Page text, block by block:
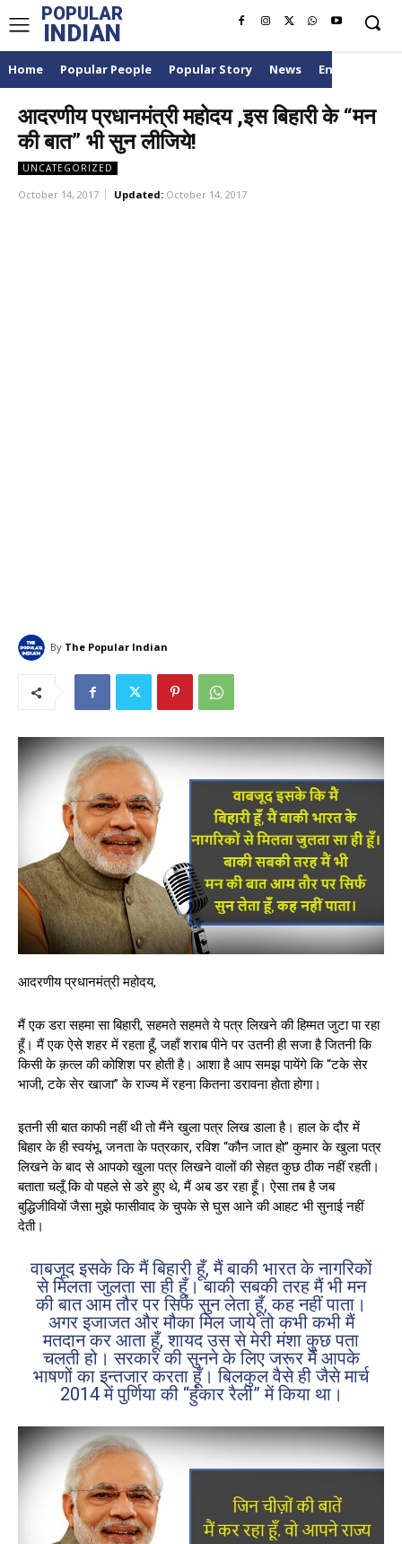
POPULAR
INDIAN
Home Popular People Popular Story News
आदरणीय प्रधानमंत्री महोदय ,इस बिहारी के “मन
की बात” भी सुन लीजिये!
UNCATEGORIZED
October 14, 2017 Updated: October 14, 2017
By The Popular Indian
आदरणीय प्रधानमंत्री महोदय,
मैं एक डरा सहमा सा बिहारी, सहमते सहमते ये पत्र लिखने की हिम्मत जुटा पा रहा
हूँ। मैं एक ऐसे शहर में रहता हूँ, जहाँ शराब पीने पर उतनी ही सजा है जितनी कि
किसी के क़त्ल की कोशिश पर होती है। आशा है आप समझ पायेंगे कि “टके सेर
भाजी, टके सेर खाजा” के राज्य में रहना कितना डरावना होता होगा।
इतनी सी बात काफी नहीं थी तो मैंने खुला पत्र लिख डाला है। हाल के दौर में
बिहार के ही स्वयंभू, जनता के पत्रकार, रविश “कौन जात हो” कुमार के खुला पत्र
लिखने के बाद से आपको खुला पत्र लिखने वालों की सेहत कुछ ठीक नहीं रहती।
बताता चलूँ कि वो पहले से डरे हुए थे, मैं अब डर रहा हूँ। ऐसा तब है जब
बुद्धिजीवियों जैसा मुझे फासीवाद के चुपके से घुस आने की आहट भी सुनाई नहीं
देती।
वाबजूद इसके कि मैं बिहारी हूँ, मैं बाकी भारत के नागरिकों
से मिलता जुलता सा ही हूँ। बाकी सबकी तरह मैं भी मन
की बात आम तौर पर सिर्फ सुन लेता हूँ, कह नहीं पाता।
अगर इजाजत और मौका मिल जाये तो कभी कभी मैं
मतदान कर आता हूँ, शायद उस से मेरी मंशा कुछ पता
चलती हो। सरकार की सुनने के लिए जरूर मैं आपके
भाषणों का इन्तजार करता हूँ। बिलकुल वैसे ही जैसे मार्च
2014 में पुर्णिया की “हुंकार रैली” में किया था।